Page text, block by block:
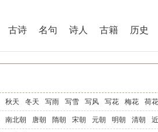
古诗 名句 诗人 古籍 历史
秋天 冬天 写雨 写雪 写风 写花 梅花 荷花
儿童 写鸟 写马 田园 边塞 地名 抒情 爱国
南北朝 唐朝 隋朝 宋朝 元朝 明朝 清朝